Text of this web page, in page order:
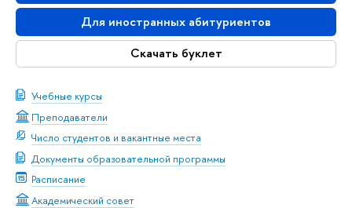
Для иностранных абитуриентов
Скачать буклет
Учебные курсы
Преподаватели
Число студентов и вакантные места
Документы образовательной программы
Расписание
Академический совет